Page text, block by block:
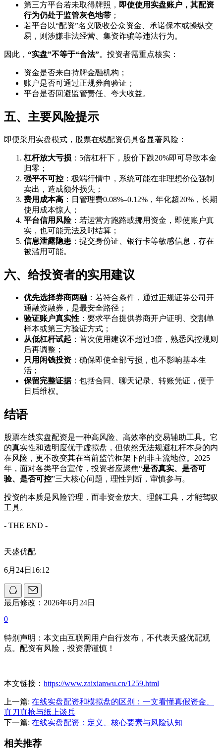
第三方平台若未取得牌照， 即使使用实盘账户，其配资
行为仍处于监管灰色地带 ；
若平台以“配资”名义吸收公众资金、承诺保本或操纵交
易，则涉嫌非法经营、集资诈骗等违法行为。
因此， “实盘”不等于“合法”。投资者需重点核实：
资金是否来自持牌金融机构；
账户是否可通过正规券商验证；
平台是否回避监管责任、夸大收益。
五、主要风险提示
即便采用实盘模式，股票在线配资仍具备显著风险：
杠杆放大亏损 ：5倍杠杆下，股价下跌20%即可导致本金
归零；
强平不可控 ：极端行情中，系统可能在非理想价位强制
卖出，造成额外损失；
费用成本高 ：日管理费0.08%–0.12%，年化超20%，长期
使用成本惊人；
平台信用风险：若运营方跑路或挪用资金，即使账户真
实，也可能无法及时结算；
信息泄露隐患 ：提交身份证、银行卡等敏感信息，存在
被滥用可能。
六、给投资者的实用建议
优先选择券商两融 ：若符合条件，通过正规证券公司开
通融资融券，是最安全路径；
验证账户真实性 ：要求平台提供券商开户证明、交割单
样本或第三方验证方式；
从低杠杆试起 ：首次使用建议不超过3倍，熟悉风控规则
后再调整；
只用闲钱投资 ：确保即使全部亏损，也不影响基本生
活；
保留完整证据：包括合同、聊天记录、转账凭证，便于
日后维权。
结语
股票在线实盘配资是一种高风险、高效率的交易辅助工具。它
的真实性和透明度优于虚拟盘，但依然无法规避杠杆本身的内
在风险，更不改变其在当前监管框架下的非主流地位。2025
年，面对各类平台宣传，投资者应聚焦“是否真实、是否可
验、是否可控”三大核心问题，理性判断，审慎参与。
投资的本质是风险管理，而非资金放大。理解工具，才能驾驭
工具。
- THE END -
天盛优配
6月24日16:12
最后修改：2026年6月24日
0
特别声明：本文由互联网用户自行发布，不代表天盛优配观
点。配资有风险，投资需谨慎！
本文链接： https://www.zaixianwu.cn/1259.html
上一篇: 在线实盘配资和模拟盘的区别：一文看懂真假资金、
真刀真枪与纸上谈兵
下一篇: 在线实盘配资：定义、核心要素与风险认知
相关推荐